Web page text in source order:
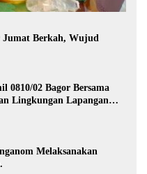
Jumat Berkah, Wujud
0810/02 Bagor Bersama
Lingkungan Lapangan
Melaksanakan